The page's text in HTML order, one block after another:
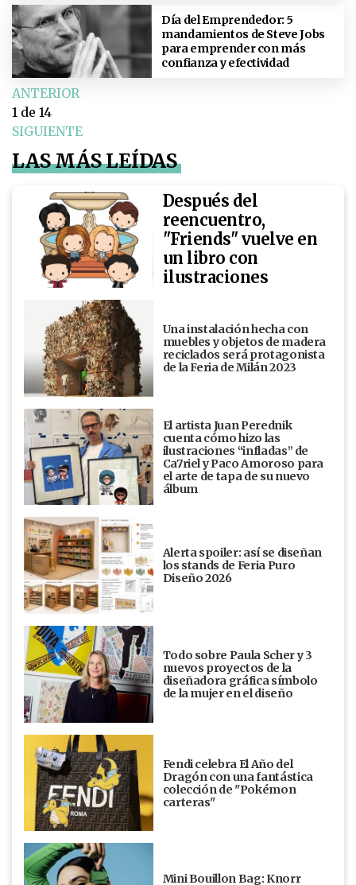
Día del Emprendedor: 5
mandamientos de Steve Jobs
para emprender con más
confianza y efectividad
ANTERIOR
1 de 14
SIGUIENTE
LAS MÁS LEÍDAS
Después del
reencuentro,
"Friends" vuelve en
un libro con
ilustraciones
Una instalación hecha con
muebles y objetos de madera
reciclados será protagonista
de la Feria de Milán 2023
El artista Juan Perednik
cuenta cómo hizo las
ilustraciones “infladas” de
Ca7riel y Paco Amoroso para
el arte de tapa de su nuevo
álbum
Alerta spoiler: así se diseñan
los stands de Feria Puro
Diseño 2026
Todo sobre Paula Scher y 3
nuevos proyectos de la
diseñadora gráfica símbolo
de la mujer en el diseño
Fendi celebra El Año del
Dragón con una fantástica
colección de "Pokémon
carteras"
Mini Bouillon Bag: Knorr